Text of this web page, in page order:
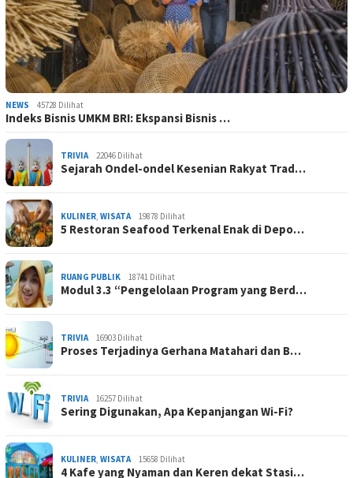
NEWS 45728 Dilihat
Indeks Bisnis UMKM BRI: Ekspansi Bisnis …
TRIVIA 22046 Dilihat
Sejarah Ondel-ondel Kesenian Rakyat Trad…
KULINER WISATA 19878 Dilihat
5 Restoran Seafood Terkenal Enak di Depo…
RUANG PUBLIK 18741 Dilihat
Modul 3.3 “Pengelolaan Program yang Berd…
TRIVIA 16903 Dilihat
Proses Terjadinya Gerhana Matahari dan B…
TRIVIA 16257 Dilihat
Sering Digunakan, Apa Kepanjangan Wi-Fi?
KULINER WISATA 15658 Dilihat
4 Kafe yang Nyaman dan Keren dekat Stasi…